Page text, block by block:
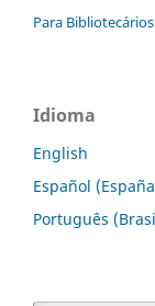
Para Bibliotecários
Idioma
English
Español
Português